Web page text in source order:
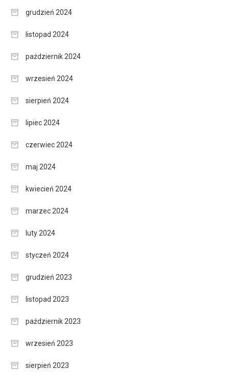
grudzień 2024
listopad 2024
październik 2024
wrzesień 2024
sierpień 2024
lipiec 2024
czerwiec 2024
maj 2024
kwiecień 2024
marzec 2024
luty 2024
styczeń 2024
grudzień 2023
listopad 2023
październik 2023
wrzesień 2023
sierpień 2023